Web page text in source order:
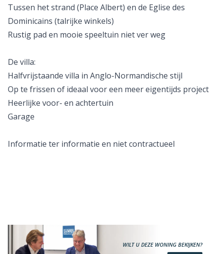
Tussen het strand (Place Albert) en de Eglise des
Dominicains (talrijke winkels)
Rustig pad en mooie speeltuin niet ver weg
De villa:
Halfvrijstaande villa in Anglo-Normandische stijl
Op te frissen of ideaal voor een meer eigentijds project
Heerlijke voor- en achtertuin
Garage
Informatie ter informatie en niet contractueel
WILT U DEZE WONING BEKIJKEN?